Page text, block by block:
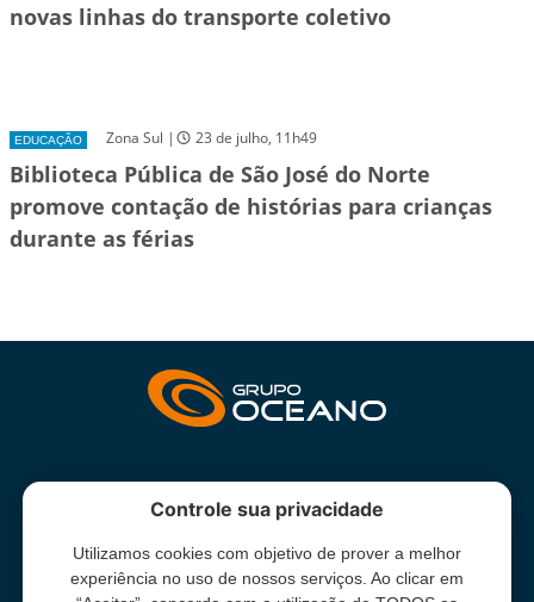
novas linhas do transporte coletivo
EDUCAÇÃO Zona Sul | 23 de julho, 11h49
Biblioteca Pública de São José do Norte
promove contação de histórias para crianças
durante as férias
INSTITUCIONAL
Grupo Oceano - Todos direitos reservados -
Controle sua privacidade
Utilizamos cookies com objetivo de prover a melhor
experiência no uso de nossos serviços. Ao clicar em